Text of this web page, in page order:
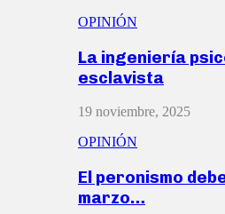
OPINIÓN
La ingeniería
esclavista
19 noviembre, 2025
OPINIÓN
El peronismo
marzo…